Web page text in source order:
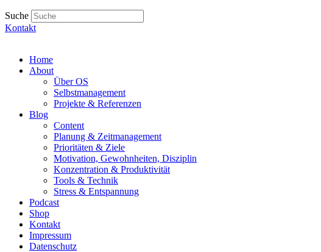
Suche
Kontakt
Home
About
Über OS
Selbstmanagement
Projekte & Referenzen
Blog
Content
Planung & Zeitmanagement
Prioritäten & Ziele
Motivation, Gewohnheiten, Disziplin
Konzentration & Produktivität
Tools & Technik
Stress & Entspannung
Podcast
Shop
Kontakt
Impressum
Datenschutz